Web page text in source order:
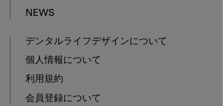
NEWS
デンタルライフデザインについて
個人情報について
利用規約
会員登録について